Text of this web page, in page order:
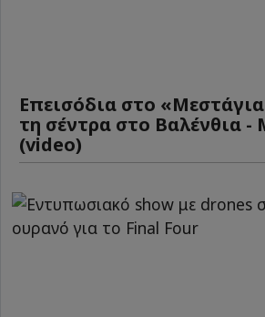
Επεισόδια στο
τη σέντρα στο Βαλένθια
(video)